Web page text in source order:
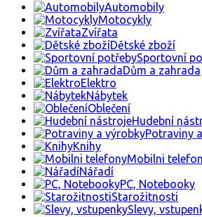
Automobily
Motocykly
Zvířata
Dětské zboží
Sportovní
Dům a zahrada
Elektro
Nábytek
Oblečení
Hudební
Potraviny
Knihy
Mobilni
Nářadí
PC, Notebooky
Starožitnosti
Slevy,